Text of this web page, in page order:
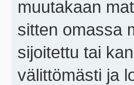
muutakaan
sitten omassa
sijoitettu tai
välittömästi ja